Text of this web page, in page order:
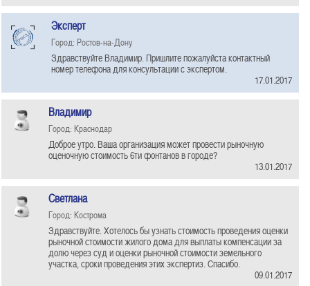
Эксперт
Город: Ростов-на-Дону
Здравствуйте Владимир. Пришлите пожалуйста контактный
номер телефона для консультации с экспертом.
17.01.2017
Владимир
Город: Краснодар
Доброе утро. Ваша организация может провести рыночную
оценочную стоимость 6ти фонтанов в городе?
13.01.2017
Светлана
Город: Кострома
Здравствуйте. Хотелось бы узнать стоимость проведения оценки
рыночной стоимости жилого дома для выплаты компенсации за
долю через суд и оценки рыночной стоимости земельного
участка, сроки проведения этих экспертиз. Спасибо.
09.01.2017